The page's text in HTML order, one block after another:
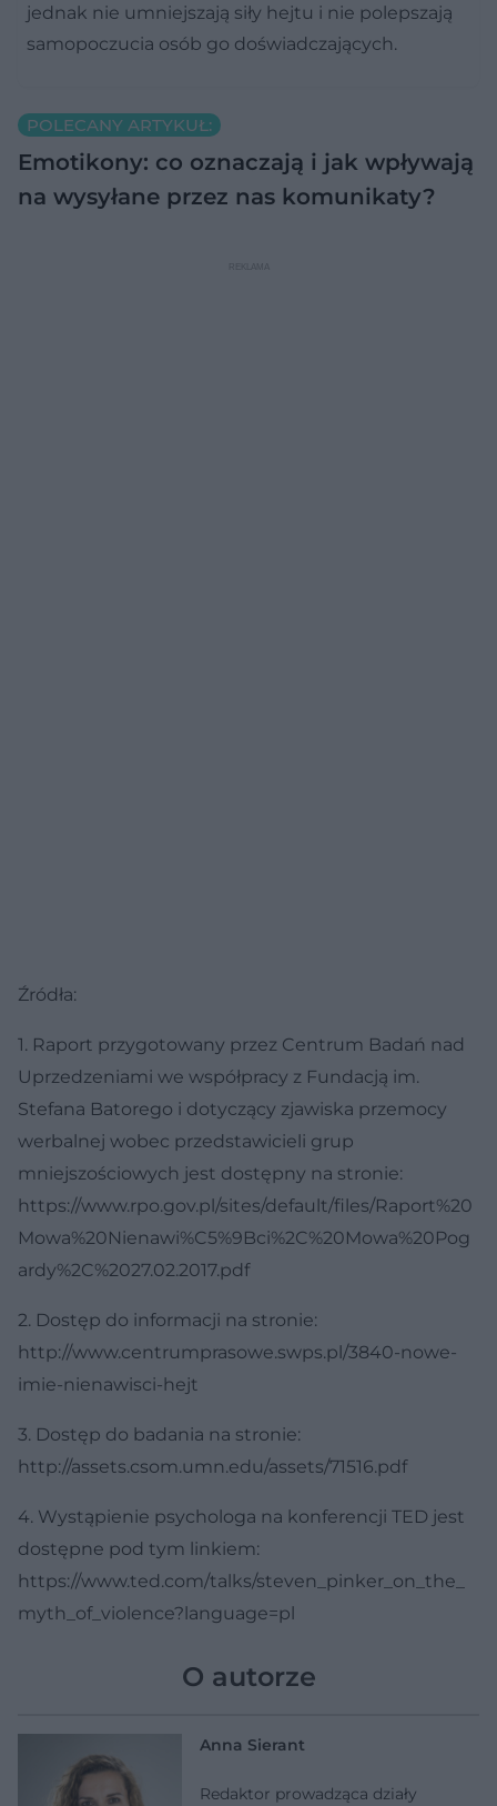
jednak nie umniejszają siły hejtu i nie polepszają
samopoczucia osób go doświadczających.
POLECANY ARTYKUŁ:
Emotikony: co oznaczają i jak wpływają
na wysyłane przez nas komunikaty?
Źródła:
1. Raport przygotowany przez Centrum Badań nad
Uprzedzeniami we współpracy z Fundacją im.
Stefana Batorego i dotyczący zjawiska przemocy
werbalnej wobec przedstawicieli grup
mniejszościowych jest dostępny na stronie:
https://www.rpo.gov.pl/sites/default/files/Raport%20
Mowa%20Nienawi%C5%9Bci%2C%20Mowa%20Pog
ardy%2C%2027.02.2017.pdf
2. Dostęp do informacji na stronie:
http://www.centrumprasowe.swps.pl/3840-nowe-
imie-nienawisci-hejt
3. Dostęp do badania na stronie:
http://assets.csom.umn.edu/assets/71516.pdf
4. Wystąpienie psychologa na konferencji TED jest
dostępne pod tym linkiem:
https://www.ted.com/talks/steven_pinker_on_the_
myth_of_violence?language=pl
O autorze
Anna Sierant
Redaktor prowadząca działy